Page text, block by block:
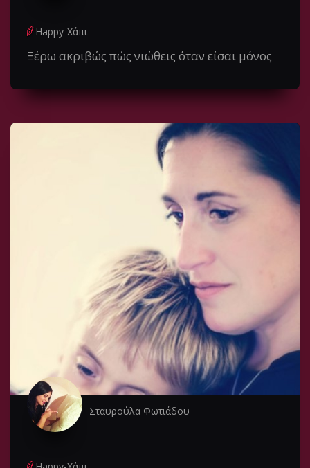
Happy-Χάπι
Ξέρω ακριβώς πώς νιώθεις όταν είσαι μόνος
Σταυρούλα Φωτιάδου